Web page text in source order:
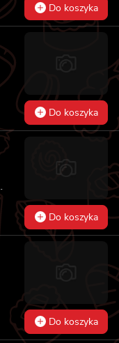
Do koszyka
Do koszyka
Do koszyka
Do koszyka